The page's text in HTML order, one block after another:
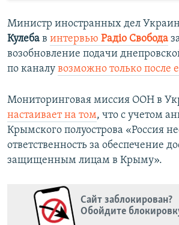
Министр иностранных дел
Кулеба в интервью Радіо Свобода
возобновление подачи
по каналу возможно только после
Мониторинговая миссия ООН в
настаивает на том, что с учетом
Крымского полуострова «Россия
ответственность за обеспечение
защищенным лицам в Крыму».
Сайт заблокирован?
Обойдите